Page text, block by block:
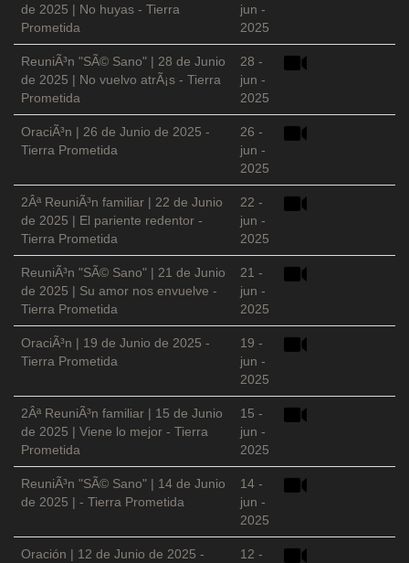
de 2025 | No huyas - Tierra
Prometida
jun -
2025
ReuniÃ³n "SÃ© Sano" | 28 de Junio
de 2025 | No vuelvo atrÃ¡s - Tierra
Prometida
28 -
jun -
2025
OraciÃ³n | 26 de Junio de 2025 -
Tierra Prometida
26 -
jun -
2025
2Âª ReuniÃ³n familiar | 22 de Junio
de 2025 | El pariente redentor -
Tierra Prometida
22 -
jun -
2025
ReuniÃ³n "SÃ© Sano" | 21 de Junio
de 2025 | Su amor nos envuelve -
Tierra Prometida
21 -
jun -
2025
OraciÃ³n | 19 de Junio de 2025 -
Tierra Prometida
19 -
jun -
2025
2Âª ReuniÃ³n familiar | 15 de Junio
de 2025 | Viene lo mejor - Tierra
Prometida
15 -
jun -
2025
ReuniÃ³n "SÃ© Sano" | 14 de Junio
de 2025 | - Tierra Prometida
14 -
jun -
2025
Oración | 12 de Junio de 2025 -
12 -